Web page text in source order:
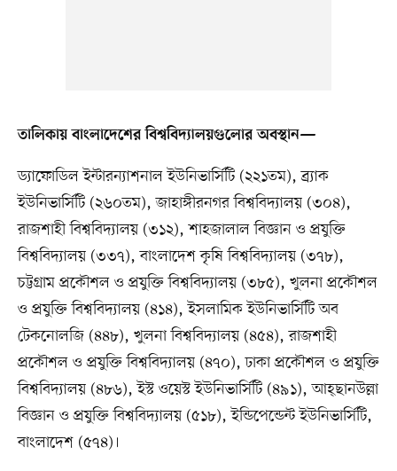
তালিকায় বাংলাদেশের বিশ্ববিদ্যালয়গুলোর অবস্থান—
ড্যাফোডিল ইন্টারন্যাশনাল ইউনিভার্সিটি (২২১তম), ব্র্যাক
ইউনিভার্সিটি (২৬০তম), জাহাঙ্গীরনগর বিশ্ববিদ্যালয় (৩০৪),
রাজশাহী বিশ্ববিদ্যালয় (৩১২), শাহজালাল বিজ্ঞান ও প্রযুক্তি
বিশ্ববিদ্যালয় (৩৩৭), বাংলাদেশ কৃষি বিশ্ববিদ্যালয় (৩৭৮),
চট্টগ্রাম প্রকৌশল ও প্রযুক্তি বিশ্ববিদ্যালয় (৩৮৫), খুলনা প্রকৌশল
ও প্রযুক্তি বিশ্ববিদ্যালয় (৪১৪), ইসলামিক ইউনিভার্সিটি অব
টেকনোলজি (৪৪৮), খুলনা বিশ্ববিদ্যালয় (৪৫৪), রাজশাহী
প্রকৌশল ও প্রযুক্তি বিশ্ববিদ্যালয় (৪৭০), ঢাকা প্রকৌশল ও প্রযুক্তি
বিশ্ববিদ্যালয় (৪৮৬), ইস্ট ওয়েস্ট ইউনিভার্সিটি (৪৯১), আহ্ছানউল্লা
বিজ্ঞান ও প্রযুক্তি বিশ্ববিদ্যালয় (৫১৮), ইন্ডিপেন্ডেন্ট ইউনিভার্সিটি,
বাংলাদেশ (৫৭৪)।